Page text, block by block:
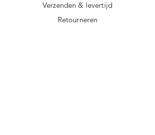
Verzenden & levertijd
Retourneren